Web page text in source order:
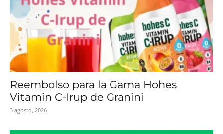
Reembolso para la Gama Hohes
Vitamin C-Irup de Granini
3 agosto, 2026